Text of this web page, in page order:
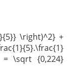
\right)^2} +
\sqrt {0,224}